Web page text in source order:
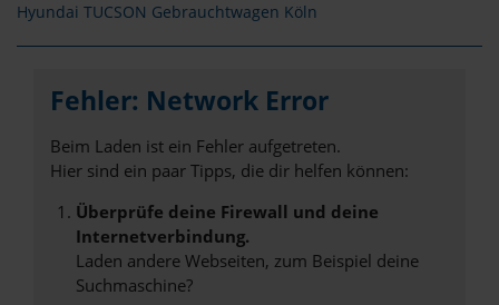
Hyundai TUCSON Gebrauchtwagen Köln
Fehler: Network Error
Beim Laden ist ein Fehler aufgetreten.
Hier sind ein paar Tipps, die dir helfen können:
Überprüfe deine Firewall und deine
Internetverbindung.
Laden andere Webseiten, zum Beispiel deine
Suchmaschine?